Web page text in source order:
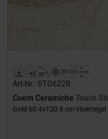
Art-Nr.: 0TO622R
Coem Ceramiche Touch
Gold 60.4x120.8 cm